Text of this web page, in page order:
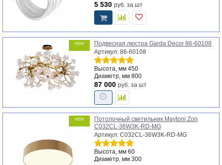
5 530 руб. за шт
NEW
Подвесная люстра Garda Decor 86-60108
Артикул: 86-60108
Высота, мм 450
Диаметр, мм 800
87 000 руб. за шт
NEW
Потолочный светильник Maytoni Zon
C032CL-36W3K-RD-MG
Артикул: C032CL-36W3K-RD-MG
Высота, мм 60
Диаметр, мм 300